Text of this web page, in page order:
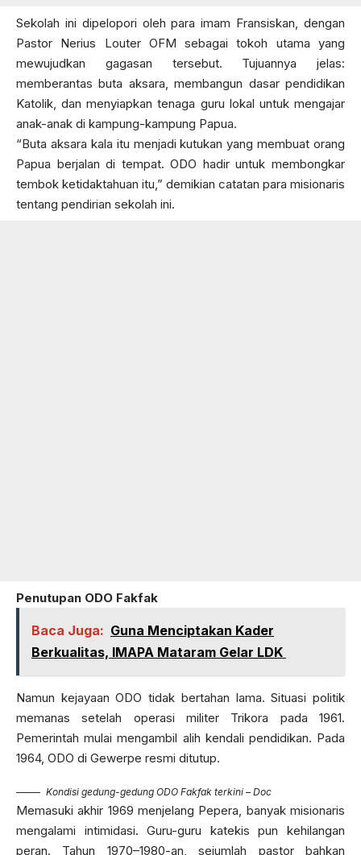
Sekolah ini dipelopori oleh para imam Fransiskan, dengan
Pastor Nerius Louter OFM sebagai tokoh utama yang
mewujudkan gagasan tersebut. Tujuannya jelas:
memberantas buta aksara, membangun dasar pendidikan
Katolik, dan menyiapkan tenaga guru lokal untuk mengajar
anak-anak di kampung-kampung Papua.
“Buta aksara kala itu menjadi kutukan yang membuat orang
Papua berjalan di tempat. ODO hadir untuk membongkar
tembok ketidaktahuan itu,” demikian catatan para misionaris
tentang pendirian sekolah ini.
Penutupan ODO Fakfak
Baca Juga: Guna Menciptakan Kader
Berkualitas, IMAPA Mataram Gelar LDK
Namun kejayaan ODO tidak bertahan lama. Situasi politik
memanas setelah operasi militer Trikora pada 1961.
Pemerintah mulai mengambil alih kendali pendidikan. Pada
1964, ODO di Gewerpe resmi ditutup.
Kondisi gedung-gedung ODO Fakfak terkini – Doc
Memasuki akhir 1969 menjelang Pepera, banyak misionaris
mengalami intimidasi. Guru-guru katekis pun kehilangan
peran. Tahun 1970–1980-an, sejumlah pastor bahkan